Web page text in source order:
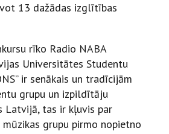
13 dažādas izglītības
rīko Radio NABA
Universitātes Studentu
ir senākais un tradīcijām
grupu un izpildītāju
Latvijā, tas ir kļuvis par
grupu pirmo nopietno